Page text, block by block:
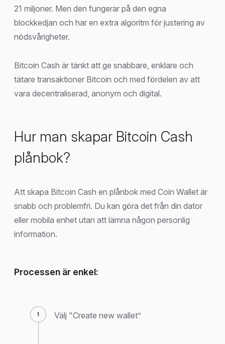
21 miljoner. Men den fungerar på den egna
blockkedjan och har en extra algoritm för justering av
nödsvårigheter.
Bitcoin Cash är tänkt att ge snabbare, enklare och
tätare transaktioner Bitcoin och med fördelen av att
vara decentraliserad, anonym och digital.
Hur man skapar Bitcoin Cash
plånbok?
Att skapa Bitcoin Cash en plånbok med Coin Wallet är
snabb och problemfri. Du kan göra det från din dator
eller mobila enhet utan att lämna någon personlig
information.
Processen är enkel:
Välj "Create new wallet”